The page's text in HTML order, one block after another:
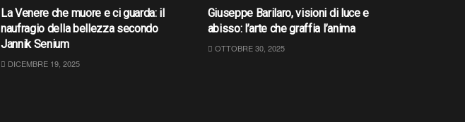
La Venere che muore e ci guarda: il
naufragio della bellezza secondo
Jannik Senium
DICEMBRE 19, 2025
Giuseppe Barilaro, visioni di luce e
abisso: l’arte che graffia l’anima
OTTOBRE 30, 2025